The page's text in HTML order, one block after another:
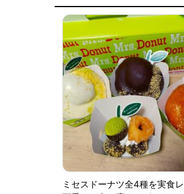
ミセスドーナツ全4種を実食